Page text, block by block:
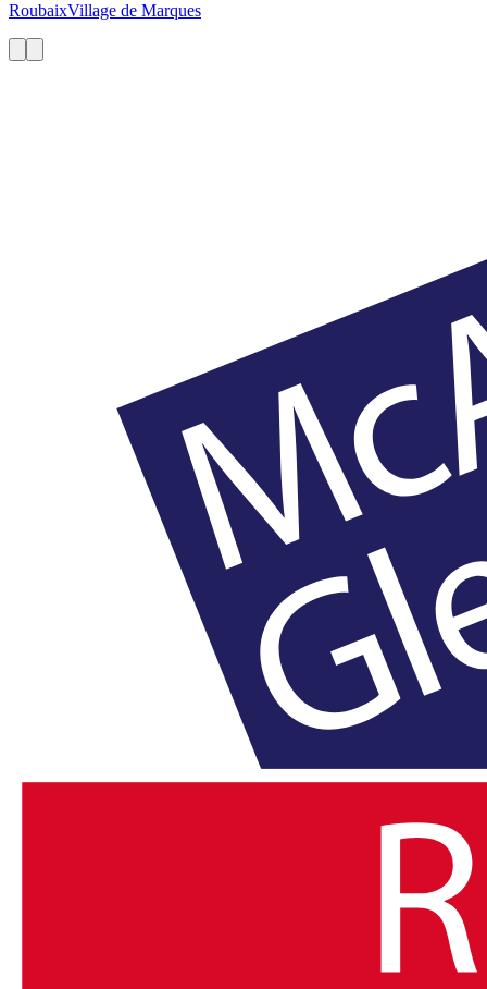
RoubaixVillage de Marques